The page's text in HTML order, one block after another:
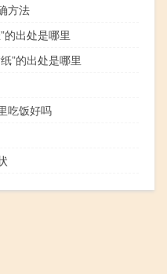
方法
的出处是哪里
”的出处是哪里
吃饭好吗